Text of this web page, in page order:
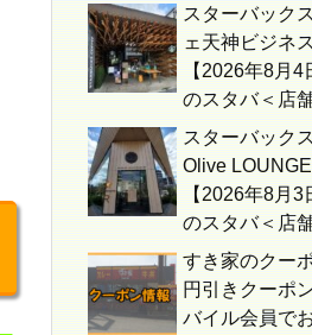
スターバック
ェ天神ビジネ
【2026年8月4
のスタバ＜店
スターバック
Olive
【2026年8月3
のスタバ＜店
すき家のクー
円引きクーポ
バイル会員で